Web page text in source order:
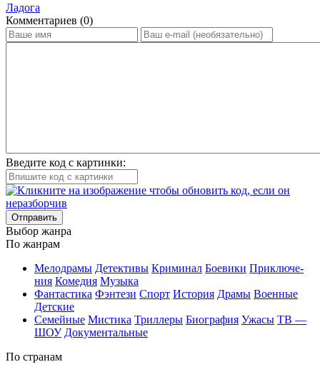
Ладога
Ком­мен­та­ри­ев (0)
Введите код с картинки:
Отправить
Вы­бор жан­ра
По жан­рам
Ме­ло­дра­мы Де­тек­ти­вы Кри­ми­нал Бое­ви­ки При­клю­че­
ния Ко­ме­дия Му­зы­ка
Фан­та­сти­ка Фэн­те­зи Спорт Ис­то­рия Дра­мы Во­ен­ные
Дет­ские
Се­мей­ные Мис­ти­ка Трил­ле­ры Био­гра­фия Ужа­сы ТВ —
ШОУ До­ку­мен­таль­ные
По стра­нам